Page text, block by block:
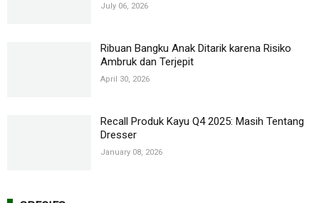
July 06, 2026
Ribuan Bangku Anak Ditarik karena Risiko
Ambruk dan Terjepit
April 30, 2026
Recall Produk Kayu Q4 2025: Masih Tentang
Dresser
January 08, 2026